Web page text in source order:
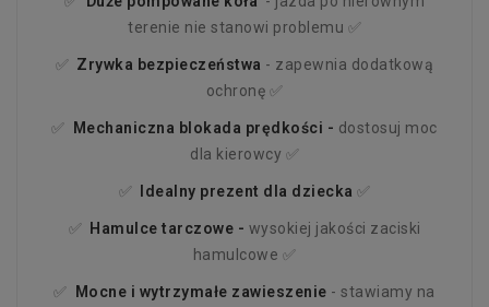
terenie nie stanowi problemu ✅
✅ Zrywka bezpieczeństwa - zapewnia dodatkową
ochronę ✅
✅ Mechaniczna blokada prędkości - dostosuj moc
dla kierowcy ✅
✅ Idealny prezent dla dziecka ✅
✅ Hamulce tarczowe - wysokiej jakości zaciski
hamulcowe ✅
✅ Mocne i wytrzymałe zawieszenie - stawiamy na